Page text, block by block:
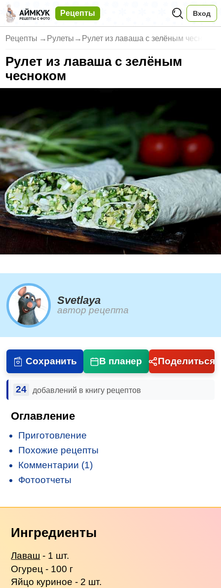
Рецепты Вход
Рецепты → Рулеты → Рулет из лаваша с зелёным чесн
Рулет из лаваша с зелёным
чесноком
Svetlaya
автор рецепта
Сохранить В планер Поделиться
24 добавлений в книгу рецептов
Оглавление
Приготовление
Похожие рецепты
Комментарии (1)
Фотоотчеты
Ингредиенты
Лаваш - 1 шт.
Огурец - 100 г
Яйцо куриное - 2 шт.